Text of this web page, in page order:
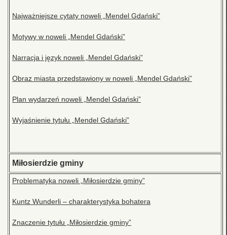
Najważniejsze cytaty noweli „Mendel Gdański”
Motywy w noweli „Mendel Gdański”
Narracja i język noweli „Mendel Gdański”
Obraz miasta przedstawiony w noweli „Mendel Gdański”
Plan wydarzeń noweli „Mendel Gdański”
Wyjaśnienie tytułu „Mendel Gdański”
Miłosierdzie gminy
Problematyka noweli „Miłosierdzie gminy”
Kuntz Wunderli – charakterystyka bohatera
Znaczenie tytułu „Miłosierdzie gminy”